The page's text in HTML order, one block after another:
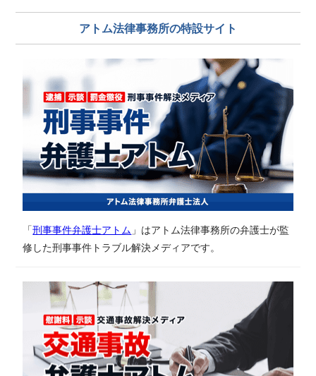
アトム法律事務所の特設サイト
「刑事事件弁護士アトム 」はアトム法律事務所の弁護士が監
修した刑事事件トラブル解決メディアです。